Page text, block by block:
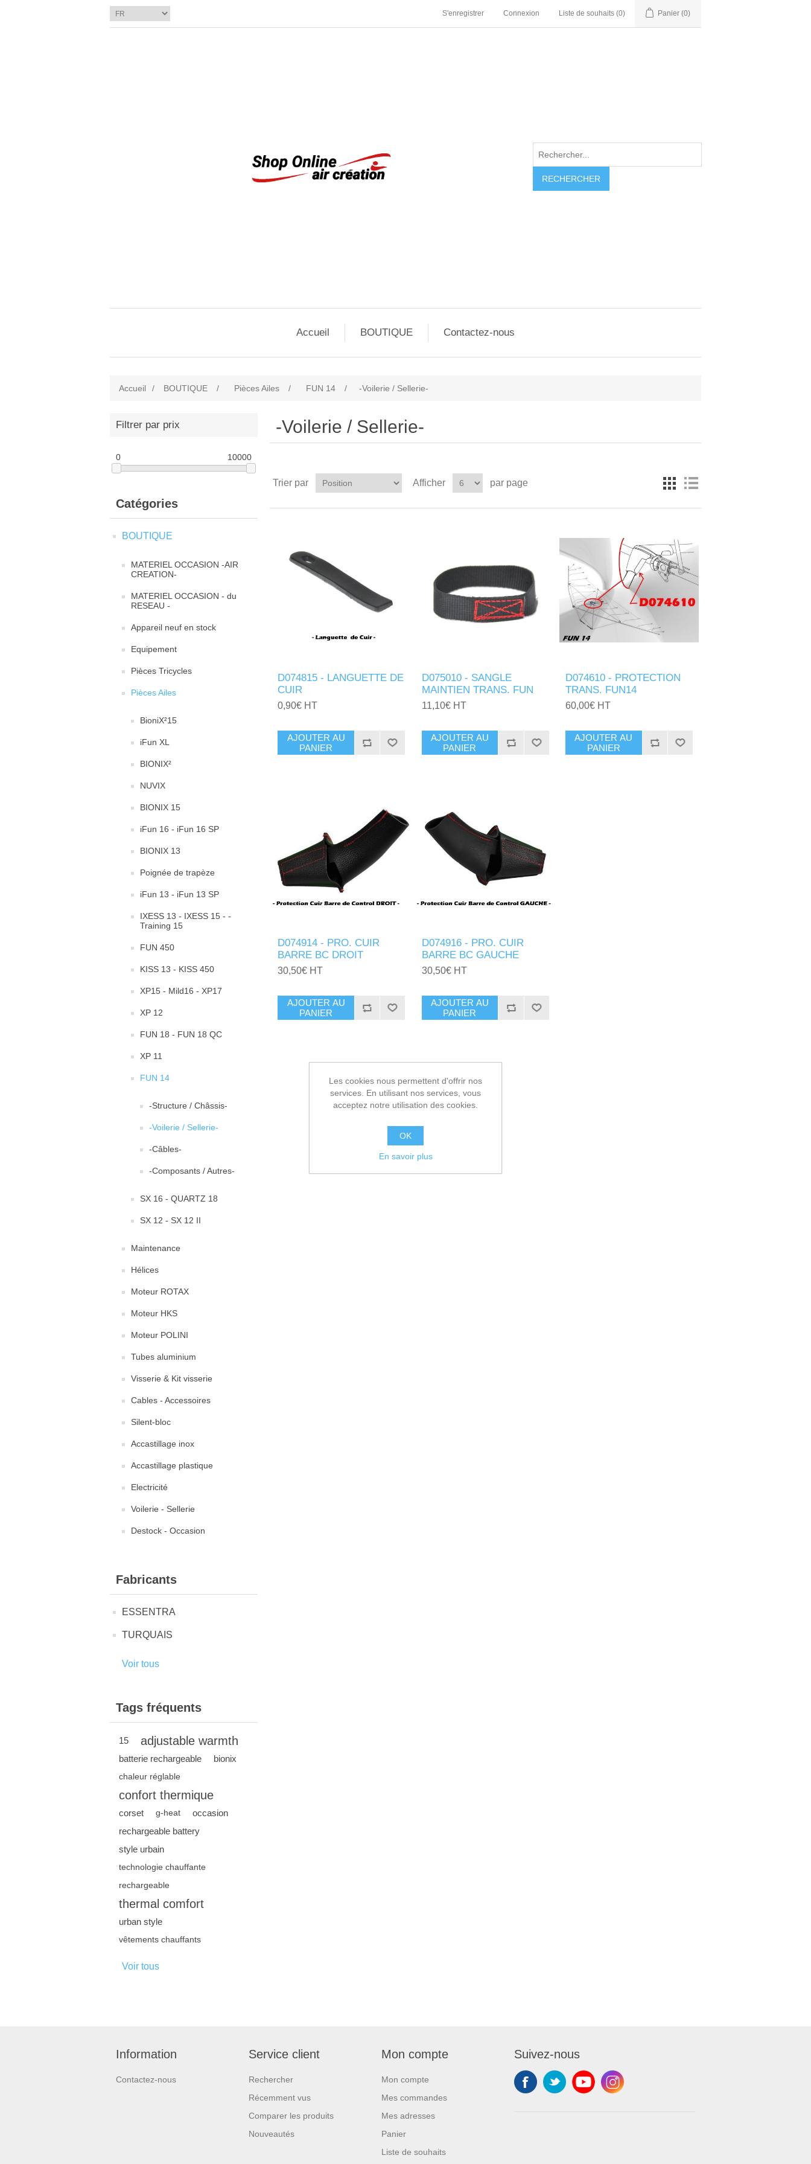
S'enregistrer Connexion Liste de souhaits (0) Panier (0)
RECHERCHER
Accueil BOUTIQUE Contactez-nous
Accueil / BOUTIQUE / Pièces Ailes / FUN 14 / -Voilerie / Sellerie-
Filtrer par prix
0 10000
Catégories
BOUTIQUE
MATERIEL OCCASION -AIR
CREATION-
MATERIEL OCCASION - du
RESEAU -
Appareil neuf en stock
Equipement
Pièces Tricycles
Pièces Ailes
BioniX²15
iFun XL
BIONIX²
NUVIX
BIONIX 15
iFun 16 - iFun 16 SP
BIONIX 13
Poignée de trapèze
iFun 13 - iFun 13 SP
IXESS 13 - IXESS 15 - -
Training 15
FUN 450
KISS 13 - KISS 450
XP15 - Mild16 - XP17
XP 12
FUN 18 - FUN 18 QC
XP 11
FUN 14
-Structure / Châssis-
-Voilerie / Sellerie-
-Câbles-
-Composants / Autres-
SX 16 - QUARTZ 18
SX 12 - SX 12 II
Maintenance
Hélices
Moteur ROTAX
Moteur HKS
Moteur POLINI
Tubes aluminium
Visserie & Kit visserie
Cables - Accessoires
Silent-bloc
Accastillage inox
Accastillage plastique
Electricité
Voilerie - Sellerie
Destock - Occasion
Fabricants
ESSENTRA
TURQUAIS
Voir tous
Tags fréquents
15 adjustable warmth
batterie rechargeable bionix
chaleur réglable
confort thermique
corset g-heat
occasion
rechargeable battery
style urbain
technologie chauffante
rechargeable
thermal comfort
urban style
vêtements chauffants
Voir tous
-Voilerie / Sellerie-
Trier par Afficher par page
D074815 - LANGUETTE DE
CUIR
0,90€ HT
AJOUTER AU
PANIER
D075010 - SANGLE
MAINTIEN TRANS. FUN
11,10€ HT
AJOUTER AU
PANIER
D074610 - PROTECTION
TRANS. FUN14
60,00€ HT
AJOUTER AU
PANIER
D074914 - PRO. CUIR
BARRE BC DROIT
30,50€ HT
AJOUTER AU
PANIER
D074916 - PRO. CUIR
BARRE BC GAUCHE
30,50€ HT
AJOUTER AU
PANIER
Information
Contactez-nous
Service client
Rechercher
Récemment vus
Comparer les produits
Nouveautés
Mon compte
Mon compte
Mes commandes
Mes adresses
Panier
Liste de souhaits
Suivez-nous
Les cookies nous permettent d'offrir nos
services. En utilisant nos services, vous
acceptez notre utilisation des cookies.
OK
En savoir plus